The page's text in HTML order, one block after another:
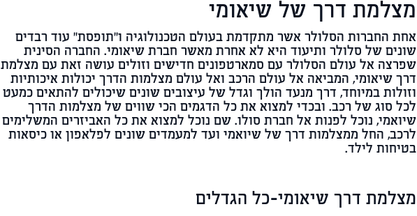
מצלמת דרך של שיאומי
אחת החברות הסלולר אשר מתקדמת בעולם הטכנולוגיה ו''תופסת'' עוד רבדים
שונים של סלולר ותיעוד היא לא אחרת מאשר חברת שיאומי. החברה הסינית
שפרצה אל עולם הסלולר עם סמארטפונים חדישים וזולים עושה זאת עם מצלמת
דרך שיאומי, המביאה אל עולם הרכב ואל עולם מצלמות הדרך יכולות איכותיות
וזולות במיוחד, דרך מנעד הולך וגדל של עיצובים שונים שיכולים להתאים כמעט
לכל סוג של רכב. ובכדי למצוא את כל הדגמים הכי שווים של מצלמות הדרך
שיואמי, נוכל לפנות אל חברת סולו. שם נוכל למצוא את כל האביזרים המשלימים
לרכב, החל ממצלמות דרך של שיואמי ועד למעמדים שונים לפלאפון או כיסאות
בטיחות לילד.
מצלמת דרך שיאומי-כל הגדלים